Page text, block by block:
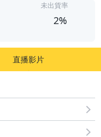
未出貨率
2%
直播影片